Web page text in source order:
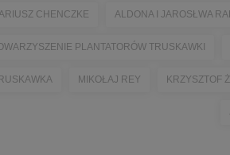
CHENCZKE ALDONA I JAROSŁWA
PLANTATORÓW TRUSKAWKI
MIKOŁAJ REY KRZYSZTOF